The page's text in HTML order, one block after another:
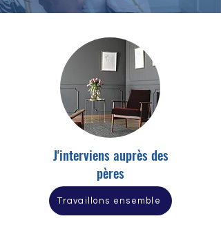
J'interviens auprès des
pères
Travaillons ensemble